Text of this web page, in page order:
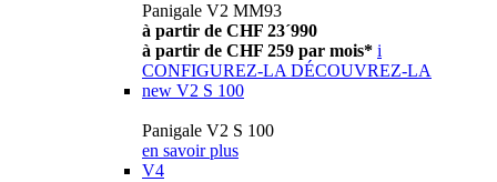
Panigale V2 MM93
à partir de CHF 23´990
à partir de CHF 259 par mois* i
CONFIGUREZ-LA DÉCOUVREZ-LA
new V2 S 100
Panigale V2 S 100
en savoir plus
V4